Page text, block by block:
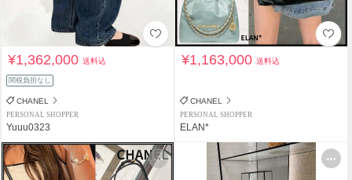
¥1,362,000送料込
関税負担なし
CHANEL
PERSONAL SHOPPER
Yuuu0323
¥1,163,000送料込
CHANEL
PERSONAL SHOPPER
ELAN*